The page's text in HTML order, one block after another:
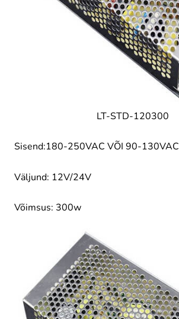
LT-STD-120300
Sisend:180-250VAC VÕI 90-130VAC
Väljund: 12V/24V
Võimsus: 300w